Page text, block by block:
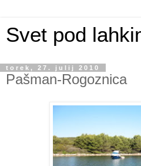
Svet pod
torek, 27. julij 2010
Pašman-Rogoznica